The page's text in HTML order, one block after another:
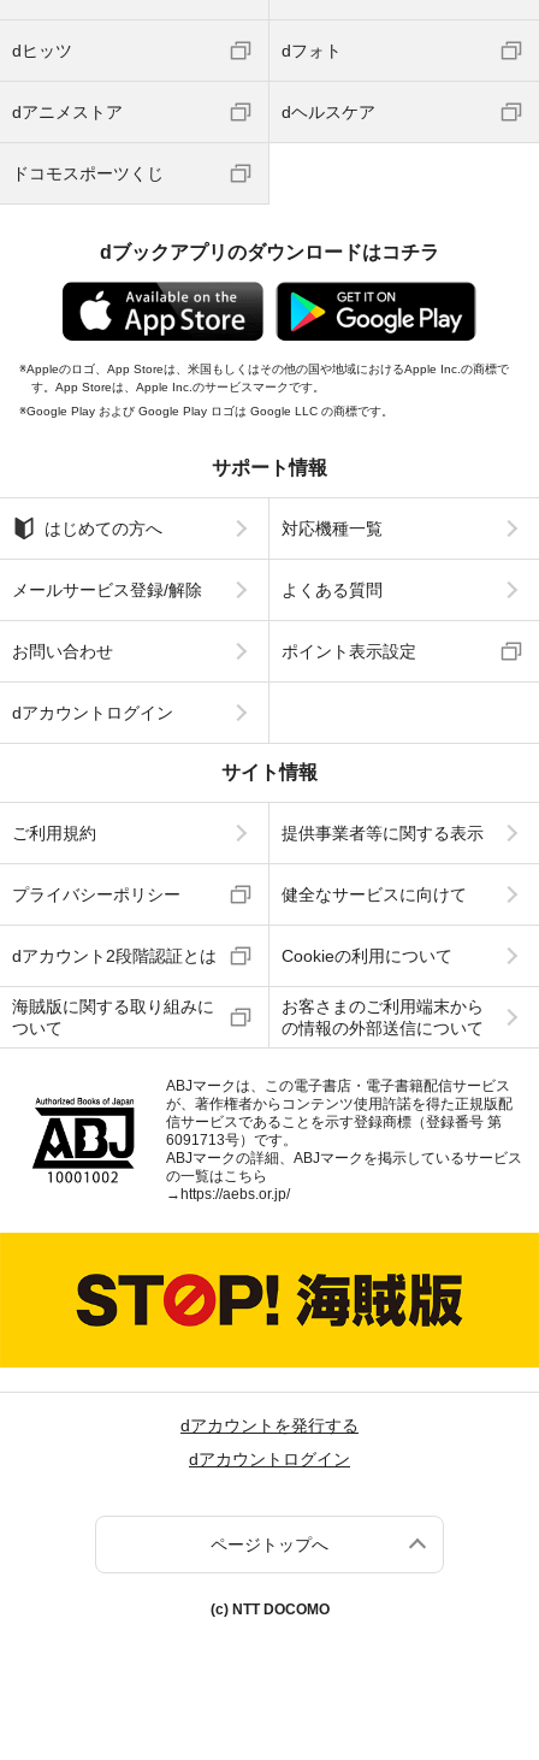
dヒッツ dフォト
dアニメストア dヘルスケア
ドコモスポーツくじ
dブックアプリのダウンロードはコチラ
Appleのロゴ、App Storeは、米国もしくはその他の国や地域におけるApple Inc.の商標で
す。App Storeは、Apple Inc.のサービスマークです。
Google Play および Google Play ロゴは Google LLC の商標です。
サポート情報
はじめての方へ 対応機種一覧
メールサービス登録/解除 よくある質問
お問い合わせ ポイント表示設定
dアカウントログイン
サイト情報
ご利用規約 提供事業者等に関する表示
プライバシーポリシー 健全なサービスに向けて
dアカウント2段階認証とは Cookieの利用について
海賊版に関する取り組みに
ついて
お客さまのご利用端末から
の情報の外部送信について
ABJマークは、この電子書店・電子書籍配信サービス
が、著作権者からコンテンツ使用許諾を得た正規版配
信サービスであることを示す登録商標（登録番号 第
6091713号）です。
ABJマークの詳細、ABJマークを掲示しているサービス
の一覧はこちら
→https://aebs.or.jp/
dアカウントを発行する
dアカウントログイン
ページトップへ
(c) NTT DOCOMO